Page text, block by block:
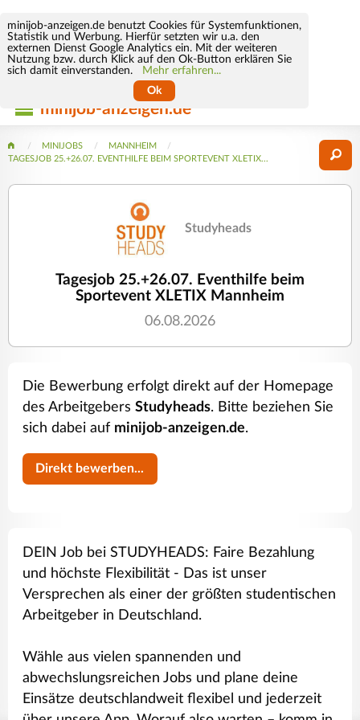
minijob-anzeigen.de benutzt Cookies für Systemfunktionen,
Statistik und Werbung. Hierfür setzten wir u.a. den
externen Dienst Google Analytics ein. Mit der weiteren
Nutzung bzw. durch Klick auf den Ok-Button erklären Sie
sich damit einverstanden.
Mehr erfahren...
Ok
minijob-anzeigen.de
MINIJOBS
MANNHEIM
TAGESJOB 25.+26.07. EVENTHILFE BEIM SPORTEVENT XLETIX...
Studyheads
Tagesjob 25.+26.07. Eventhilfe beim
Sportevent XLETIX Mannheim
06.08.2026
Die Bewerbung erfolgt direkt auf der Homepage
des Arbeitgebers Studyheads. Bitte beziehen Sie
sich dabei auf minijob-anzeigen.de.
Direkt bewerben...
DEIN Job bei STUDYHEADS: Faire Bezahlung
und höchste Flexibilität - Das ist unser
Versprechen als einer der größten studentischen
Arbeitgeber in Deutschland.
Wähle aus vielen spannenden und
abwechslungsreichen Jobs und plane deine
Einsätze deutschlandweit flexibel und jederzeit